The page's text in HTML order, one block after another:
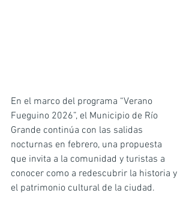
En el marco del programa “Verano
Fueguino 2026”, el Municipio de Río
Grande continúa con las salidas
nocturnas en febrero, una propuesta
que invita a la comunidad y turistas a
conocer como a redescubrir la historia y
el patrimonio cultural de la ciudad.